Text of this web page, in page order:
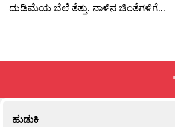
ದುಡಿಮೆಯ ಬೆಲೆ ತೆತ್ತು. ನಾಳಿನ ಚಿಂತೆಗಳಿಗೆ...
ಹುಡುಕಿ